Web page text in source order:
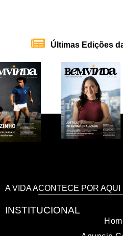
Últimas Edições
A VIDA ACONTECE POR AQUI
INSTITUCIONAL